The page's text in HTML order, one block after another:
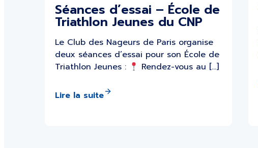
Séances d’essai – École de
Triathlon Jeunes du CNP
Le Club des Nageurs de Paris organise
deux séances d’essai pour son École de
Triathlon Jeunes :
Rendez-vous au […]
Lire la suite